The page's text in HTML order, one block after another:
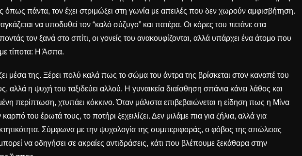
όπως πάντα, τον έχει στριμώξει στη γωνία με απειλές που δεν χωρούν αμφισβήτηση.
να υποδυθεί τον “καλό σύζυγο” και πατέρα. Οι κόρες του πετάνε στα
τον ξανά στο σπίτι, οι γονείς του ανακουφίζονται, αλλά υπάρχει ένα άτομο που
με τίποτα: Η Άσπα.
μέσα της. Ξέρει πολύ καλά πως το σώμα του άντρα της βρίσκεται στον καναπέ του
αλλά η ψυχή του ταξιδεύει αλλού. Η γυναικεία διαίσθηση σπάνια κάνει λάθος και
περίπτωση, χτυπάει κόκκινο. Όταν μάλιστα επιβεβαιώνεται η είδηση πως η Μίνα
του έρωτά τους, το ποτήρι ξεχειλίζει. Δεν μιλάμε πια για ζήλια, αλλά για
Σύμφωνα με την ψυχολογία της συμπεριφοράς, ο φόβος της απώλειας
να οδηγήσει σε ακραίες αντιδράσεις, κάτι που βλέπουμε ξεκάθαρα στην